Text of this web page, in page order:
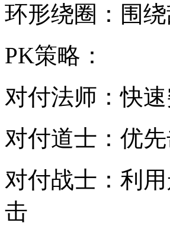
环形绕圈：围
PK策略：
对付法师：快
对付道士：优
对付战士：利
击